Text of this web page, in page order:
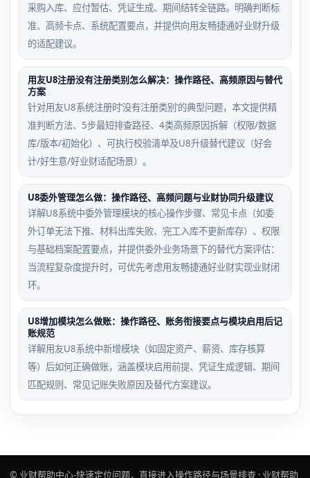
采购入库、应付暂估、凭证生成、期间结转全链路。明确判断标
准、高频卡点、系统配置要点，并提供向用友畅捷通好业财升级
的适配建议。
用友U8注册没有注册类别怎么解决：操作路径、高频原因与替代
方案
针对用友U8系统注册时‘没有注册类别’的典型问题，本文提供精
准判断方法、5步最短排查路径、4类高频原因拆解（权限/数据
库/版本/初始化）、可执行校验清单及U8升级替代建议（好会
计/好生意/好业财适配场景）。
U8委外管理怎么做：操作路径、高频问题与业财协同升级建议
详解U8系统中委外管理模块的核心操作步骤、常见卡点（如委
外订单无法下推、材料出库失败、完工入库不更新库存）、权限
与基础档案配置要点，并提供委外业务场景下的替代方案评估：
当流程复杂度提升时，可优先考虑用友畅捷通好业财实现业财闭
环。
U8增加模块怎么做账：操作路径、账务衔接要点与模块启用后记
账规范
详解用友U8系统中新增模块（如固定资产、薪资、库存核算
等）后如何正确做账，涵盖模块启用前提、凭证生成逻辑、期间
匹配规则、常见记账失败原因及替代方案建议。
© 业财帮助中心-快速定位问题，直接进入操作路径与场景排查 · 业财帮助